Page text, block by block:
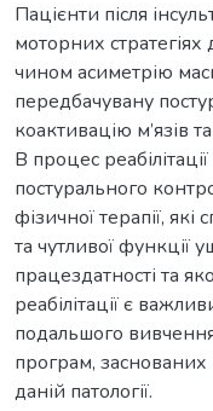
Пацієнти після
моторних
чином асиметрію
передбачувану
коактивацію м’язів
В процес
постурального
фізичної терапії,
та чутливої функції
працездатності та
реабілітації є
подальшого
програм, заснованих
даній патології.